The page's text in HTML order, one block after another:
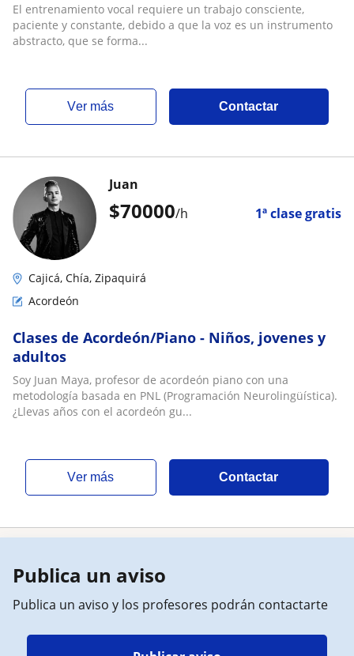
El entrenamiento vocal requiere un trabajo consciente,
paciente y constante, debido a que la voz es un instrumento
abstracto, que se forma...
ver más Contactar
$70000/h 1ª clase gratis
Juan
Cajicá, Chía, Zipaquirá
Acordeón
Clases de Acordeón/Piano - Niños, jovenes y
adultos
Soy Juan Maya, profesor de acordeón piano con una
metodología basada en PNL (Programación Neurolingüística).
¿Llevas años con el acordeón gu...
ver más Contactar
Publica un aviso
Publica un aviso y los profesores podrán contactarte